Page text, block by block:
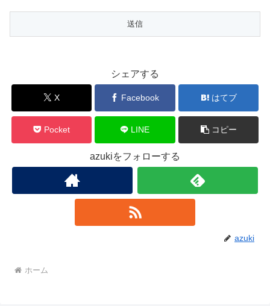
シェアする
X Facebook はてブ
Pocket LINE コピー
azukiをフォローする
azuki
ホーム